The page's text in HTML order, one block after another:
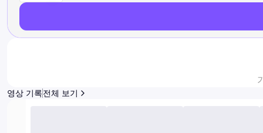
영상 기록전체 보기